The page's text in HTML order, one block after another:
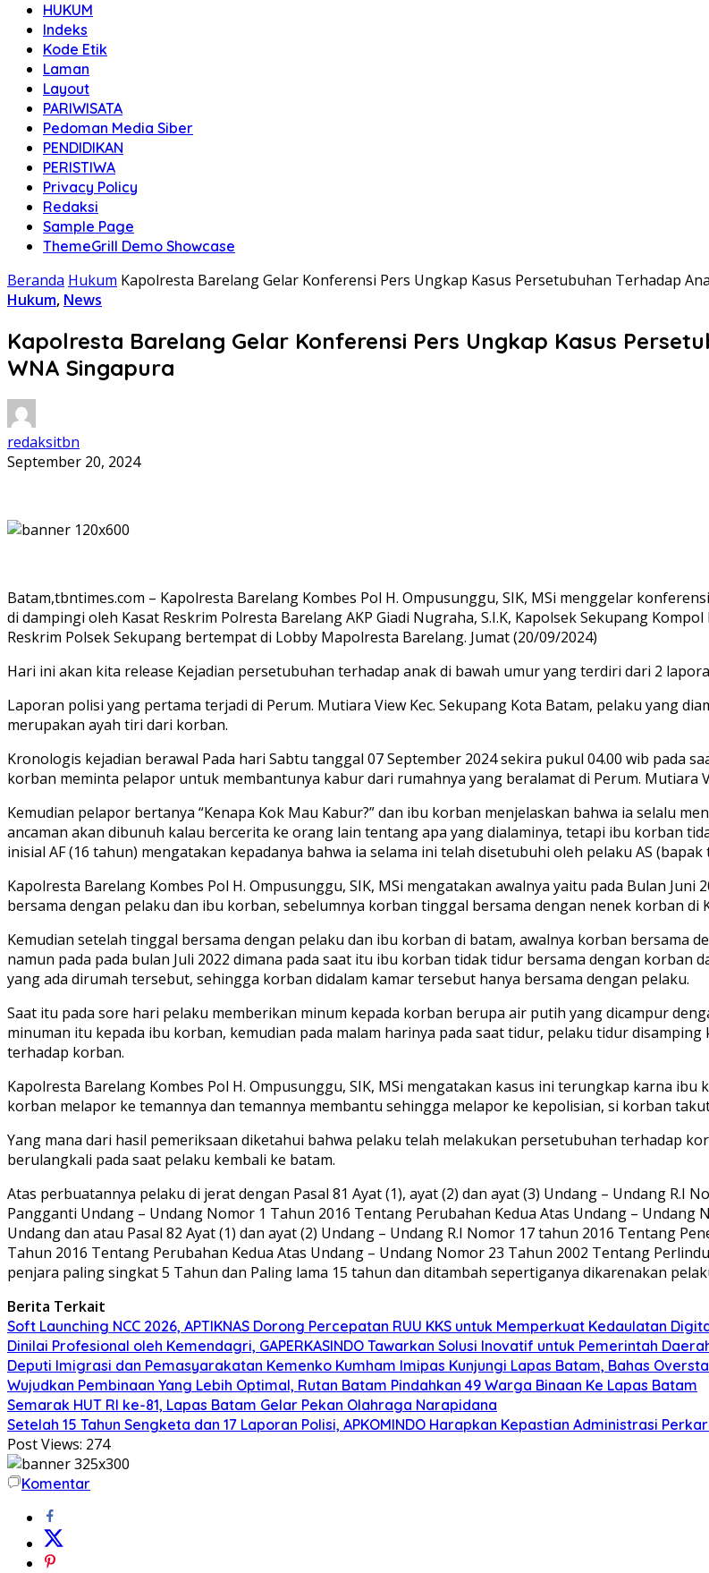
HUKUM
Indeks
Kode Etik
Laman
Layout
PARIWISATA
Pedoman Media Siber
PENDIDIKAN
PERISTIWA
Privacy Policy
Redaksi
Sample Page
ThemeGrill Demo Showcase
Beranda Hukum Kapolresta Barelang Gelar Konferensi Pers Ungkap Kasus Persetubuhan Terhadap
Hukum, News
Kapolresta Barelang Gelar Konferensi Pers Ungkap Kasus
WNA Singapura
redaksitbn
September 20, 2024
Batam,tbntimes.com – Kapolresta Barelang Kombes Pol H. Ompusunggu, SIK, MSi menggelar
di dampingi oleh Kasat Reskrim Polresta Barelang AKP Giadi Nugraha, S.I.K, Kapolsek Sekupang
Reskrim Polsek Sekupang bertempat di Lobby Mapolresta Barelang. Jumat (20/09/2024)
Hari ini akan kita release Kejadian persetubuhan terhadap anak di bawah umur yang terdiri dari 2
Laporan polisi yang pertama terjadi di Perum. Mutiara View Kec. Sekupang Kota Batam, pelaku yang
merupakan ayah tiri dari korban.
Kronologis kejadian berawal Pada hari Sabtu tanggal 07 September 2024 sekira pukul 04.00 wib pada
korban meminta pelapor untuk membantunya kabur dari rumahnya yang beralamat di Perum. Mutiara
Kemudian pelapor bertanya “Kenapa Kok Mau Kabur?” dan ibu korban menjelaskan bahwa ia selalu
ancaman akan dibunuh kalau bercerita ke orang lain tentang apa yang dialaminya, tetapi ibu korban
inisial AF (16 tahun) mengatakan kepadanya bahwa ia selama ini telah disetubuhi oleh pelaku AS (bapak
Kapolresta Barelang Kombes Pol H. Ompusunggu, SIK, MSi mengatakan awalnya yaitu pada Bulan
bersama dengan pelaku dan ibu korban, sebelumnya korban tinggal bersama dengan nenek korban di
Kemudian setelah tinggal bersama dengan pelaku dan ibu korban di batam, awalnya korban bersama
namun pada pada bulan Juli 2022 dimana pada saat itu ibu korban tidak tidur bersama dengan
yang ada dirumah tersebut, sehingga korban didalam kamar tersebut hanya bersama dengan pelaku.
Saat itu pada sore hari pelaku memberikan minum kepada korban berupa air putih yang dicampur
minuman itu kepada ibu korban, kemudian pada malam harinya pada saat tidur, pelaku tidur
terhadap korban.
Kapolresta Barelang Kombes Pol H. Ompusunggu, SIK, MSi mengatakan kasus ini terungkap karna
korban melapor ke temannya dan temannya membantu sehingga melapor ke kepolisian, si korban
Yang mana dari hasil pemeriksaan diketahui bahwa pelaku telah melakukan persetubuhan terhadap
berulangkali pada saat pelaku kembali ke batam.
Atas perbuatannya pelaku di jerat dengan Pasal 81 Ayat (1), ayat (2) dan ayat (3) Undang – Undang R.I
Pangganti Undang – Undang Nomor 1 Tahun 2016 Tentang Perubahan Kedua Atas Undang –
Undang dan atau Pasal 82 Ayat (1) dan ayat (2) Undang – Undang R.I Nomor 17 tahun 2016 Tentang
Tahun 2016 Tentang Perubahan Kedua Atas Undang – Undang Nomor 23 Tahun 2002 Tentang
penjara paling singkat 5 Tahun dan Paling lama 15 tahun dan ditambah sepertiganya dikarenakan
Berita Terkait
Soft Launching NCC 2026, APTIKNAS Dorong Percepatan RUU KKS untuk Memperkuat Kedaulatan
Dinilai Profesional oleh Kemendagri, GAPERKASINDO Tawarkan Solusi Inovatif untuk Pemerintah
Deputi Imigrasi dan Pemasyarakatan Kemenko Kumham Imipas Kunjungi Lapas Batam, Bahas
Wujudkan Pembinaan Yang Lebih Optimal, Rutan Batam Pindahkan 49 Warga Binaan Ke Lapas Batam
Semarak HUT RI ke-81, Lapas Batam Gelar Pekan Olahraga Narapidana
Setelah 15 Tahun Sengketa dan 17 Laporan Polisi, APKOMINDO Harapkan Kepastian Administrasi
Post Views: 274
Komentar